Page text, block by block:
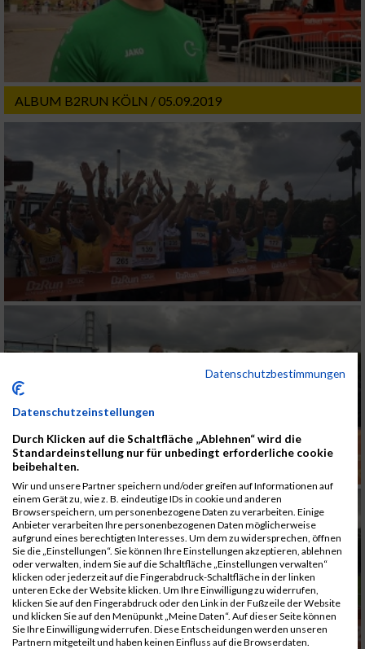
ALBUM B2RUN KÖLN / 05.09.2019
Datenschutzbestimmungen
Datenschutzeinstellungen
Durch Klicken auf die Schaltfläche „Ablehnen“ wird die
Standardeinstellung nur für unbedingt erforderliche cookie
beibehalten.
Wir und unsere Partner speichern und/oder greifen auf Informationen auf
einem Gerät zu, wie z. B. eindeutige IDs in cookie und anderen
Browserspeichern, um personenbezogene Daten zu verarbeiten. Einige
Anbieter verarbeiten Ihre personenbezogenen Daten möglicherweise
aufgrund eines berechtigten Interesses. Um dem zu widersprechen, öffnen
Sie die „Einstellungen“. Sie können Ihre Einstellungen akzeptieren, ablehnen
oder verwalten, indem Sie auf die Schaltfläche „Einstellungen verwalten“
klicken oder jederzeit auf die Fingerabdruck-Schaltfläche in der linken
unteren Ecke der Website klicken. Um Ihre Einwilligung zu widerrufen,
klicken Sie auf den Fingerabdruck oder den Link in der Fußzeile der Website
und klicken Sie auf den Menüpunkt „Meine Daten“. Auf dieser Seite können
Sie Ihre Einwilligung widerrufen. Diese Entscheidungen werden unseren
Partnern mitgeteilt und haben keinen Einfluss auf die Browserdaten.